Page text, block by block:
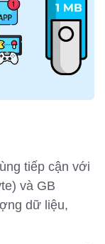
tiếp cận với
và GB
dữ liệu,